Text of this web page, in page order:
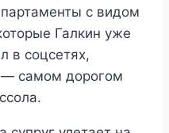
с видом
Галкин уже
в соцсетях,
— самом дорогом